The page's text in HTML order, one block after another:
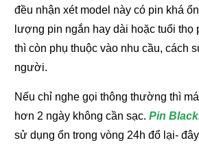
đều nhận xét model này có pin khá
lượng pin ngắn hay dài hoặc tuổi thọ
thì còn phụ thuộc vào nhu cầu, cách
người.
Nếu chỉ nghe gọi thông thường thì
hơn 2 ngày không cần sạc.Pin
sử dụng ổn trong vòng 24h đổ lại-